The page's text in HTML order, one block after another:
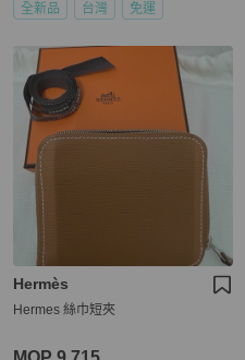
全新品 台灣 免運
Hermès
Hermes 絲巾短夾